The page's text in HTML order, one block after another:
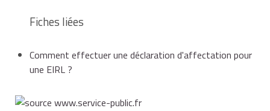
Fiches liées
Comment effectuer une déclaration d'affectation pour
une EIRL ?